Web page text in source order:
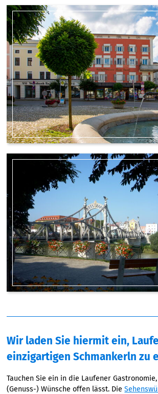
Wir laden Sie hiermit ein,
einzigartigen Schmankerln zu
Tauchen Sie ein in die Laufener
(Genuss-) Wünsche offen lässt. Die